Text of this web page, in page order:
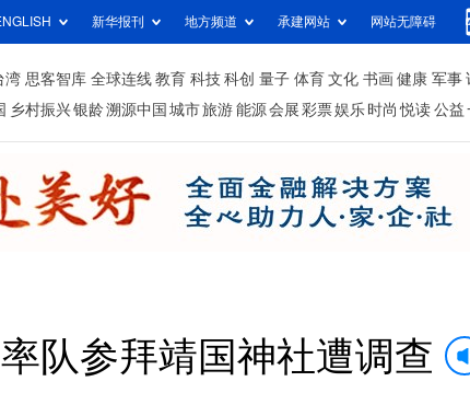
新华报刊 地方频道 承建网站 网站无障碍
湾 思客智库 全球连线 教育 科技 科创 量子 体育 文化 书画 健康 军事
乡村振兴银龄溯源中国 城市旅游 能源 会展 彩票娱乐 时尚 悦读 公益
队参拜靖国神社遭调查